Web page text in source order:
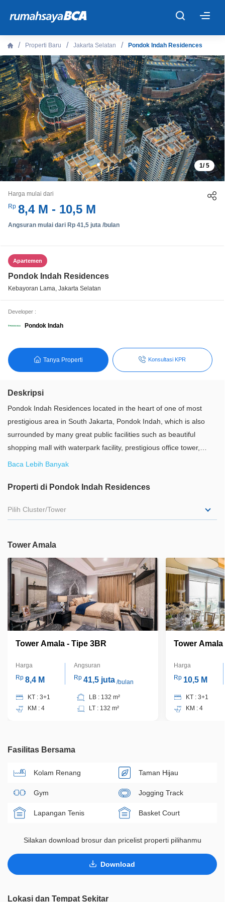
Beranda
Cari Tahu
Properti Dijual
Rekanan
Fitur Unggulan
© 2026 PT Bank Central Asia Tbk
Properti Baru Jakarta Selatan Pondok Indah Residences
1/5
Harga mulai dari
Rp 8,4 M - 10,5 M
Angsuran mulai dari Rp 41,5 juta /bulan
Apartemen
Pondok Indah Residences
Kebayoran Lama, Jakarta Selatan
Developer :
Pondok Indah
Tanya Properti Konsultasi KPR
Deskripsi
Pondok Indah Residences located in the heart of one of most
prestigious area in South Jakarta, Pondok Indah, which is also
surrounded by many great public facilities such as beautiful
shopping mall with waterpark facility, prestigious office tower,
various banks, 18 holes golf course, well known hospital and
is a dream of people who love to live with efficiency It is very easy
Baca Lebih Banyak
Properti di Pondok Indah Residences
Pilih Cluster/Tower
Tower Amala
Tower Amala - Tipe 3BR
Harga
Rp 8,4 M
Angsuran
Rp 41,5 juta/bulan
KT : 3+1
KM : 4
LB : 132 m²
LT : 132 m²
Tower
Harga
Rp 10,5 M
KT : 3+1
KM : 4
Fasilitas Bersama
Kolam Renang Taman Hijau
Gym Jogging Track
Lapangan Tenis Basket Court
Silakan download brosur dan pricelist properti pilihanmu
Download
Lokasi dan Tempat Sekitar